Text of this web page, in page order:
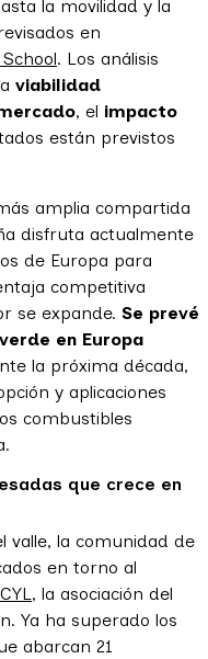
la movilidad y la
en
. Los análisis
viabilidad
, el impacto
están previstos
amplia compartida
disfruta actualmente
de Europa para
competitiva
se expande. Se prevé
en Europa
la próxima década,
y aplicaciones
combustibles
que crece en
valle, la comunidad de
en torno al
, la asociación del
Ya ha superado los
abarcan 21